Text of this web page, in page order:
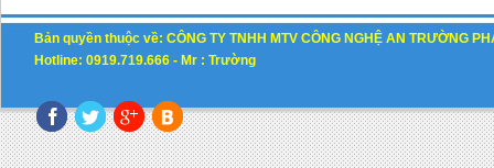
Bản quyền thuộc về: CÔNG TY TNHH MTV CÔNG NGHỆ AN TRƯỜNG
Hotline: 0919.719.666 - Mr : Trường